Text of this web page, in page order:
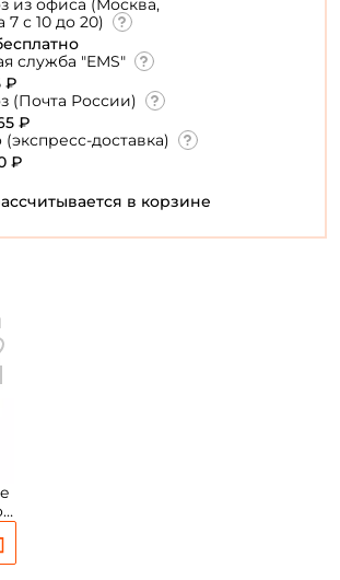
из офиса (Москва,
7 с 10 до 20)
служба "EMS"
₽
(Почта России)
₽
(экспресс-доставка)
₽
в корзине